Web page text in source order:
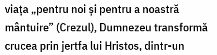
viața „pentru noi și pentru a noastră
mântuire” (Crezul), Dumnezeu transformă
crucea prin jertfa lui Hristos, dintr-un